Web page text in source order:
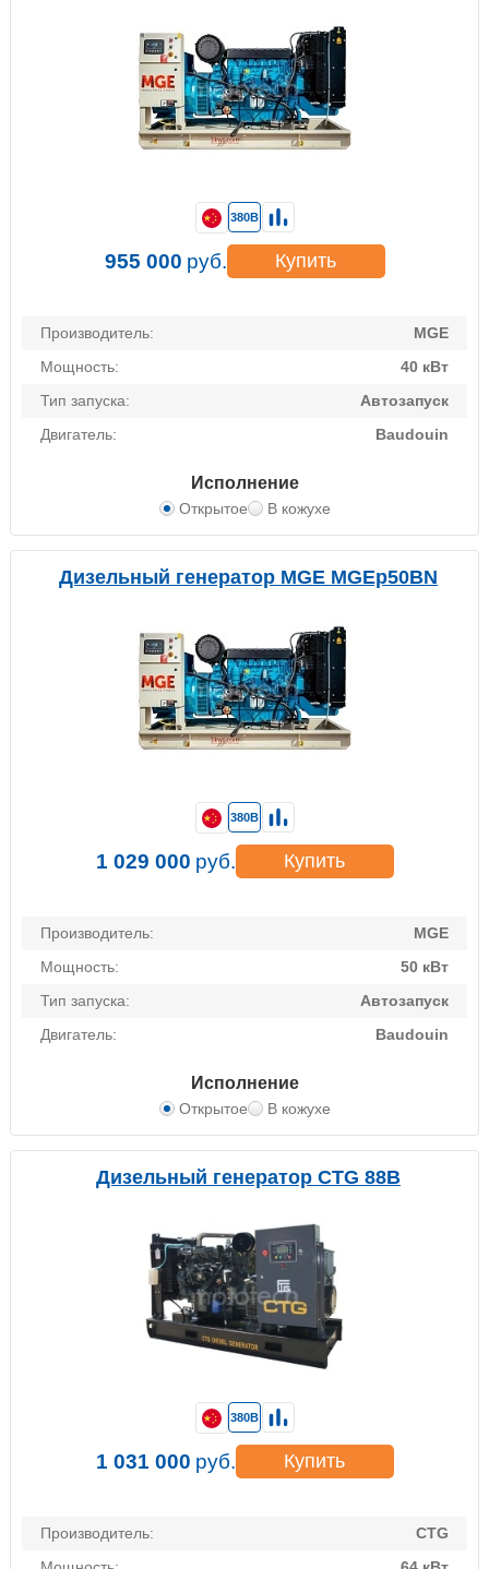
Производитель:
MGE
Мощность:
40 кВт
Тип запуска:
Автозапуск
Двигатель:
Baudouin
Исполнение
Открытое В кожухе
380В
955 000 руб. Купить
Дизельный генератор MGE MGEp50BN
Производитель:
MGE
Мощность:
50 кВт
Тип запуска:
Автозапуск
Двигатель:
Baudouin
Исполнение
Открытое В кожухе
380В
1 029 000 руб. Купить
Дизельный генератор CTG 88B
Производитель:
CTG
380В
1 031 000 руб. Купить